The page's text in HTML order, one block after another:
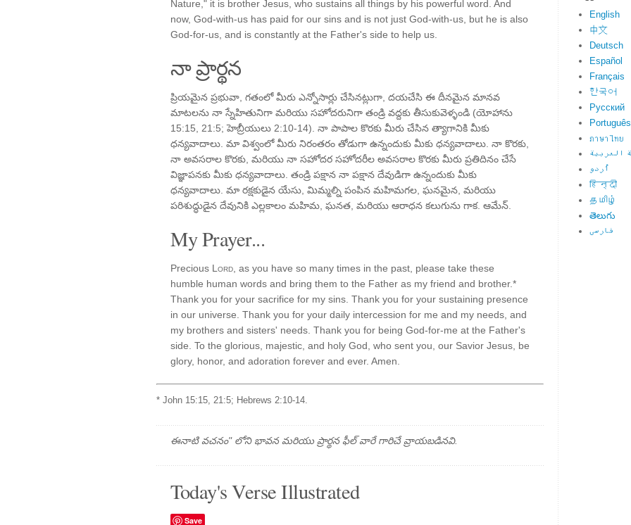
Nature," it is brother Jesus, who sustains all things by his powerful word. And
now, God-with-us has paid for our sins and is not just God-with-us, but he is also
God-for-us, and is constantly at the Father's side to help us.
నా ప్రార్థన
ప్రియమైన ప్రభువా, గతంలో మీరు ఎన్నోసార్లు చేసినట్లుగా, దయచేసి ఈ దీనమైన మానవ
మాటలను నా స్నేహితునిగా మరియు సహోదరునిగా తండ్రి వద్దకు తీసుకువెళ్ళండి (యోహాను
15:15, 21:5; హెబ్రీయులు 2:10-14). నా పాపాల కొరకు మీరు చేసిన త్యాగానికి మీకు
ధన్యవాదాలు. మా విశ్వంలో మీరు నిరంతరం తోడుగా ఉన్నందుకు మీకు ధన్యవాదాలు. నా కొరకు,
నా అవసరాల కొరకు, మరియు నా సహోదర సహోదరీల అవసరాల కొరకు మీరు ప్రతిదినం చేసే
విజ్ఞాపనకు మీకు ధన్యవాదాలు. తండ్రి పక్షాన నా పక్షాన దేవుడిగా ఉన్నందుకు మీకు
ధన్యవాదాలు. మా రక్షకుడైన యేసు, మిమ్మల్ని పంపిన మహిమగల, ఘనమైన, మరియు
పరిశుద్ధుడైన దేవునికి ఎల్లకాలం మహిమ, ఘనత, మరియు ఆరాధన కలుగును గాక. ఆమేన్.
My Prayer...
Precious Lord , as you have so many times in the past, please take these
humble human words and bring them to the Father as my friend and brother.*
Thank you for your sacrifice for my sins. Thank you for your sustaining presence
in our universe. Thank you for your daily intercession for me and my needs, and
my brothers and sisters' needs. Thank you for being God-for-me at the Father's
side. To the glorious, majestic, and holy God, who sent you, our Savior Jesus, be
glory, honor, and adoration forever and ever. Amen.
* John 15:15, 21:5; Hebrews 2:10-14.
ఈనాటి వచనం" లోని భావన మరియు ప్రార్థన ఫీల్ వారే గారిచే వ్రాయబడినవి.
Today's Verse Illustrated
Save
English
中文
Deutsch
Español
Français
한국어
Русский
Português
ภาษาไทย
العربية
اُردو
हिन्दी
தமிழ்
తెలుగు
فارسی